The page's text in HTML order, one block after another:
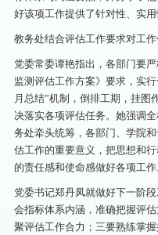
好该项工作提供了针对性、实用
教务处结合评估工作要求对工作
党委常委谭艳指出，各部门要
监测评估工作方案》要求，实
月总结”机制，倒排工期，挂图
决落实各项评估任务。她强调
务处牵头统筹，各部门、学院
估工作的重要意义，把思想和
的责任感和使命感做好各项工作
党委书记郑丹凤就做好下一阶
会指标体系内涵，准确把握评
聚评估工作合力；三要熟练掌